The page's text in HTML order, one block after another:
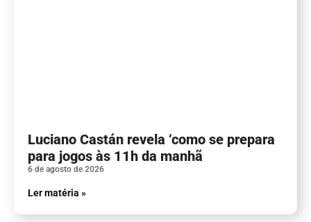
Luciano Castán revela ‘como se prepara
para jogos às 11h da manhã
6 de agosto de 2026
Ler matéria »